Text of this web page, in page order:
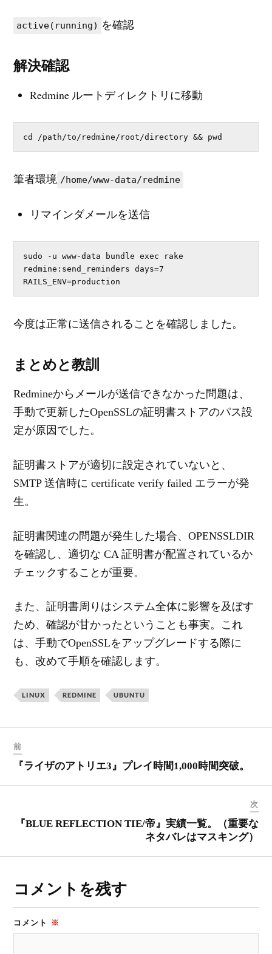
active(running) を確認
解決確認
Redmine ルートディレクトリに移動
cd /path/to/redmine/root/directory && pwd
筆者環境 /home/www-data/redmine
リマインダメールを送信
sudo -u www-data bundle exec rake
redmine:send_reminders days=7
RAILS_ENV=production
今度は正常に送信されることを確認しました。
まとめと教訓
Redmineからメールが送信できなかった問題は、
手動で更新したOpenSSLの証明書ストアのパス設
定が原因でした。
証明書ストアが適切に設定されていないと、
SMTP 送信時に certificate verify failed エラーが発
生。
証明書関連の問題が発生した場合、OPENSSLDIR
を確認し、適切な CA 証明書が配置されているか
チェックすることが重要。
また、証明書周りはシステム全体に影響を及ぼす
ため、確認が甘かったということも事実。これ
は、手動でOpenSSLをアップグレードする際に
も、改めて手順を確認します。
LINUX REDMINE UBUNTU
前
『ライザのアトリエ3』プレイ時間1,000時間突破。
次
『BLUE REFLECTION TIE/帝』実績一覧。（重要な
ネタバレはマスキング）
コメントを残す
コメント ※